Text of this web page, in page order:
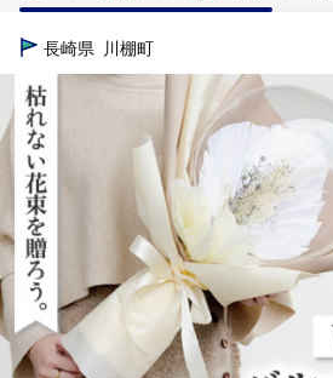
TOP
長崎県 川棚町